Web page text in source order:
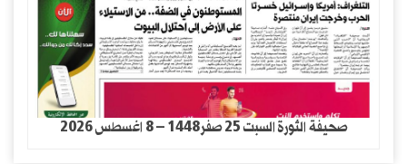
صحيفة الثورة السبت 25 صفر1448 – 8 اغسطس 2026